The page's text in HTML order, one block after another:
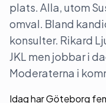
plats. Alla, utom
omval. Bland
konsulter. Rikard
JKL men jobbar i
Moderaterna i
Idag har Göteborg